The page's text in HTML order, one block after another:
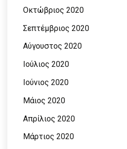
Οκτώβριος 2020
Σεπτέμβριος 2020
Αύγουστος 2020
Ιούλιος 2020
Ιούνιος 2020
Μάιος 2020
Απρίλιος 2020
Μάρτιος 2020